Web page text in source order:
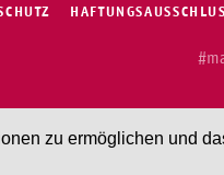
zu ermöglichen und